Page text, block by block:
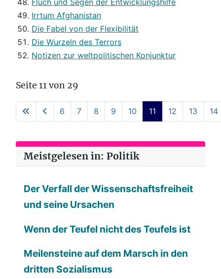
Fluch und Segen der Entwicklungshilfe
Irrtum Afghanistan
Die Fabel von der Flexibilität
Die Wurzeln des Terrors
Notizen zur weltpolitischen Konjunktur
Seite 11 von 29
6 7 8 9 10 11 12 13 14
Meistgelesen in: Politik
Der Verfall der Wissenschaftsfreiheit
und seine Ursachen
Wenn der Teufel nicht des Teufels ist
Meilensteine auf dem Marsch in den
dritten Sozialismus